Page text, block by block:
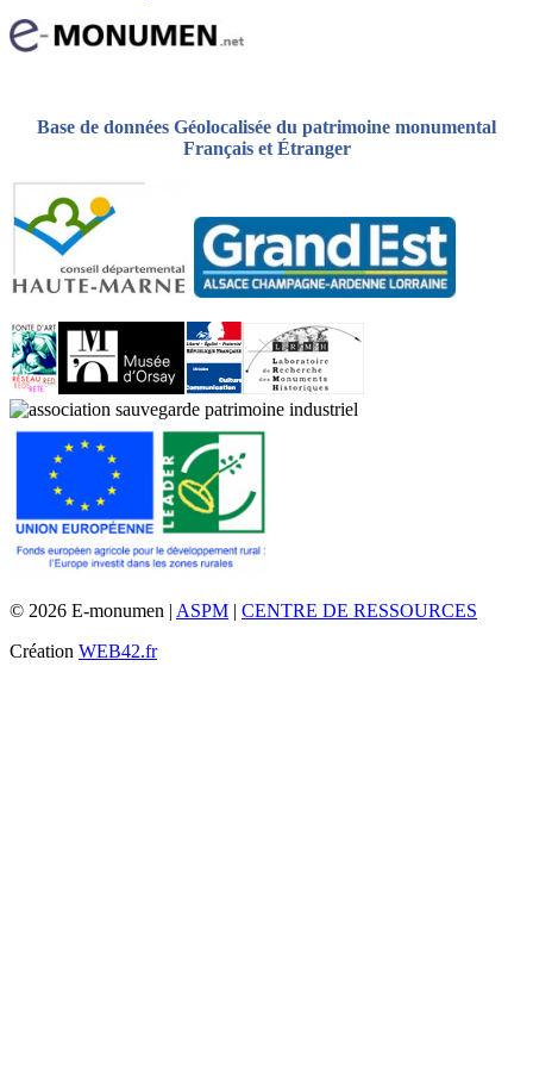
Base de données Géolocalisée du patrimoine monumental
Français et Étranger
© 2026 E-monumen | ASPM | CENTRE DE RESSOURCES
Création WEB42.fr